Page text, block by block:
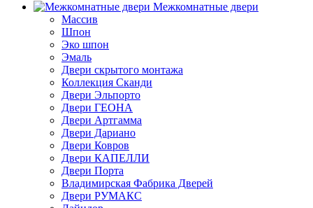
Межкомнатные двери
Массив
Шпон
Эко шпон
Эмаль
Двери скрытого монтажа
Коллекция Сканди
Двери Эльпорто
Двери ГЕОНА
Двери Артгамма
Двери Дариано
Двери Ковров
Двери КАПЕЛЛИ
Двери Порта
Владимирская Фабрика Дверей
Двери РУМАКС